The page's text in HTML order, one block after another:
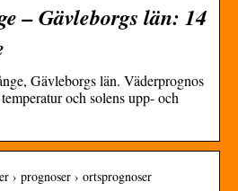
– Gävleborgs län: 14
Gävleborgs län. Väderprognos
och solens upp- och
› prognoser › ortsprognoser